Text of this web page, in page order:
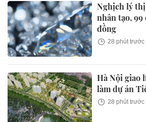
Nghịch lý
nhân tạo,
đồng
28 phút trước
Hà Nội giao
làm dự án
28 phút trước